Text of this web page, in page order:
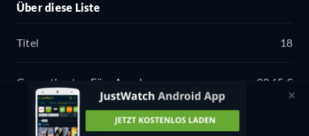
Über diese Liste
Titel 18
Gesamtkosten Fürs Ansehen 93,65 €
Gesamtlaufzeit